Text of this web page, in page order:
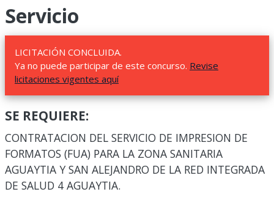
Servicio
LICITACIÓN CONCLUIDA.
Ya no puede participar de este concurso. Revise
licitaciones vigentes aquí
SE REQUIERE:
CONTRATACION DEL SERVICIO DE IMPRESION DE
FORMATOS (FUA) PARA LA ZONA SANITARIA
AGUAYTIA Y SAN ALEJANDRO DE LA RED INTEGRADA
DE SALUD 4 AGUAYTIA.